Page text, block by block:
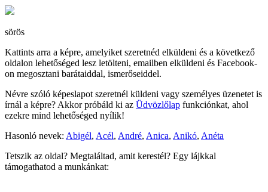
sörös
Kattints arra a képre, amelyiket szeretnéd elküldeni és a következő
oldalon lehetőséged lesz letölteni, emailben elküldeni és Facebook-
on megosztani barátaiddal, ismerőseiddel.
Névre szóló képeslapot szeretnél küldeni vagy személyes üzenetet is
írnál a képre? Akkor próbáld ki az Üdvözlőlap funkciónkat, ahol
ezekre mind lehetőséged nyílik!
Hasonló nevek: Abigél, Acél, André, Anica, Anikó, Anéta
Tetszik az oldal? Megtaláltad, amit kerestél? Egy lájkkal
támogathatod a munkánkat: